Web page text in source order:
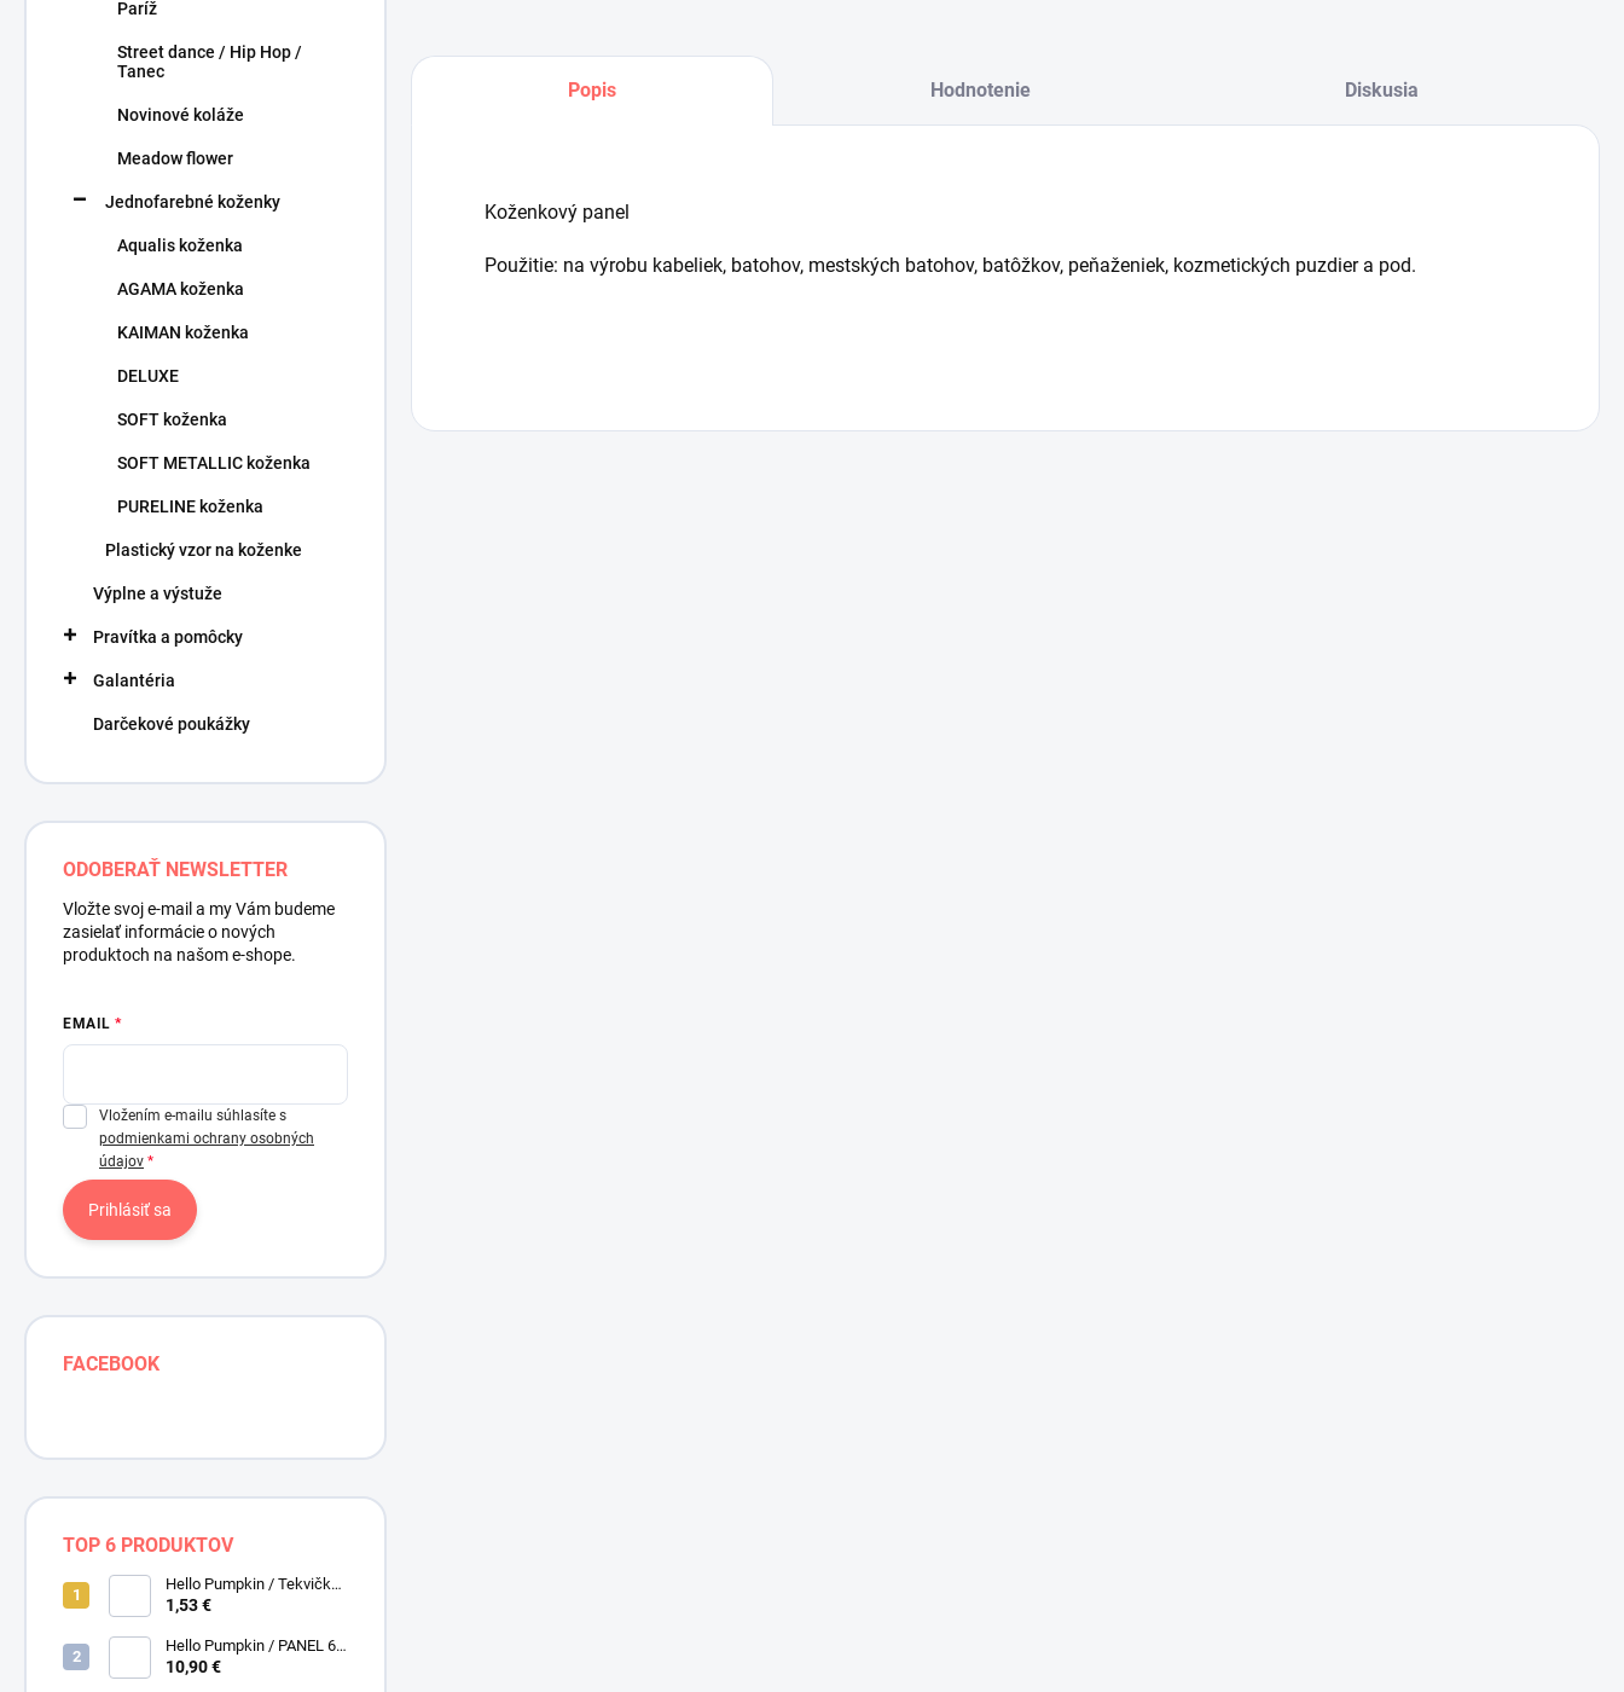
Paríž
Street dance / Hip Hop /
Tanec
Novinové koláže
Meadow flower
Jednofarebné koženky
Aqualis koženka
AGAMA koženka
KAIMAN koženka
DELUXE
SOFT koženka
SOFT METALLIC koženka
PURELINE koženka
Plastický vzor na koženke
Výplne a výstuže
Pravítka a pomôcky
Galantéria
Darčekové poukážky
ODOBERAŤ NEWSLETTER
Vložte svoj e-mail a my Vám budeme
zasielať informácie o nových
produktoch na našom e-shope.
EMAIL
Vložením e-mailu súhlasíte s
podmienkami ochrany osobných
údajov
Prihlásiť sa
FACEBOOK
TOP 6 PRODUKTOV
Hello Pumpkin / Tekvičky /
Smotanová / Cream /
1,53 €
Hello Pumpkin / PANEL 6
obrázkov / Henry Glass
10,90 €
Popis Hodnotenie Diskusia
Koženkový panel
Použitie: na výrobu kabeliek, batohov, mestských batohov, batôžkov, peňaženiek, kozmetických puzdier a pod.